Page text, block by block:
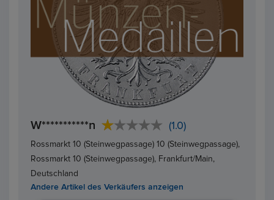
W***********n (1.0)
Rossmarkt 10 (Steinwegpassage) 10 (Steinwegpassage),
Rossmarkt 10 (Steinwegpassage), Frankfurt/Main,
Deutschland
Andere Artikel des Verkäufers anzeigen